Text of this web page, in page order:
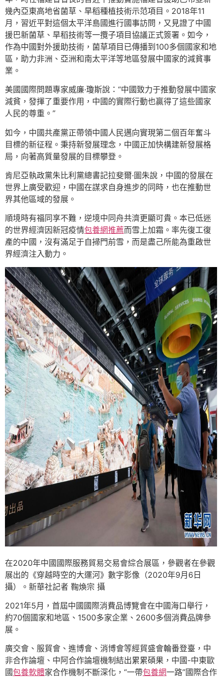
幾內亞東高地省菌草、旱稻種植技術示范項目。2018年11
月，習近平對這個太平洋島國進行國事訪問，又見證了中國
援巴新菌草、旱稻技術等一攬子項目協議正式簽署。如今，
作為中國對外援助技術，菌草項目已傳播到100多個國家和地
區，助力非洲、亞洲和南太平洋等地區發展中國家的減貧事
業。
美國國際問題專家威廉·瓊斯說：“中國致力于推動發展中國家
減貧，發揮了重要作用，中國的實際行動也贏得了這些國家
人民的尊重。”
如今，中國共產黨正帶領中國人民邁向實現第二個百年奮斗
目標的新征程。秉持新發展理念，中國正加快構建新發展格
局，向著高質量發展的目標攀登。
肯尼亞執政黨朱比利黨總書記拉斐爾·圖朱說，中國的發展在
世界上廣受歡迎，中國在謀求自身進步的同時，也在推動世
界其他區域的發展。
順境時有福同享不難，逆境中同舟共濟更顯可貴。本已低迷
的世界經濟因新冠疫情包養網推薦而雪上加霜。率先復工復
產的中國，沒有滿足于自掃門前雪，而是盡己所能為重啟世
界經濟注入動力。
在2020年中國國際服務貿易交易會綜合展區，參觀者在參觀
展出的《穿越時空的大運河》數字影像（2020年9月6日
攝）。新華社記者 鞠煥宗 攝
2021年5月，首屆中國國際消費品博覽會在中國海口舉行，
約70個國家和地區、1500多家企業、2600多個消費品牌參
展。
廣交會、服貿會、進博會、消博會等經貿盛會輪番登臺，中
非合作論壇、中阿合作論壇機制結出累累碩果，中國-中東歐
國包養軟體家合作機制不斷深化，“一帶包養網一路”國際合作